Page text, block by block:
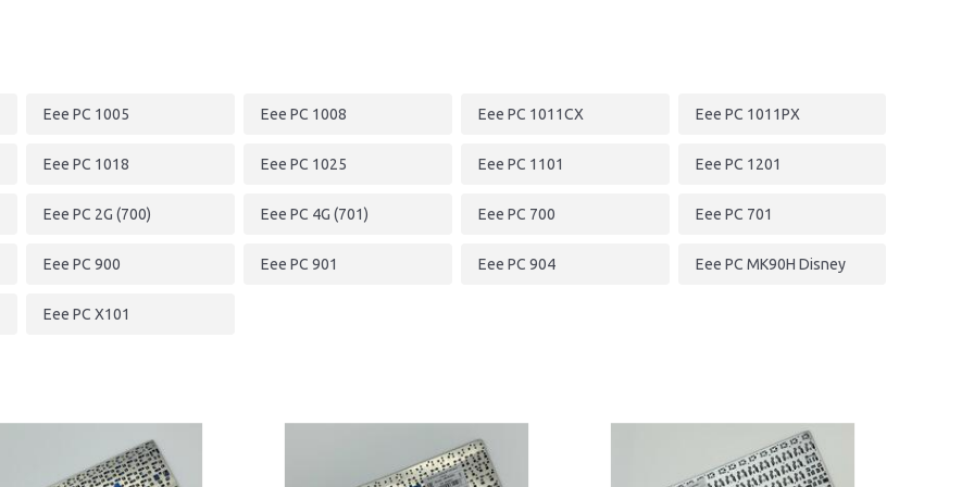
Eee PC 1005 Eee PC 1008 Eee PC 1011CX Eee PC 1011PX
Eee PC 1018 Eee PC 1025 Eee PC 1101 Eee PC 1201
Eee PC 2G (700) Eee PC 4G (701) Eee PC 700 Eee PC 701
Eee PC 900 Eee PC 901 Eee PC 904 Eee PC MK90H Disney
Eee PC X101